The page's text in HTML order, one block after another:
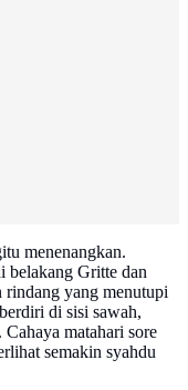
menenangkan.
belakang Gritte dan
rindang yang menutupi
di sisi sawah,
Cahaya matahari sore
semakin syahdu